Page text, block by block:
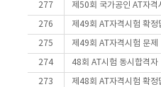
277 제50회 국가공인 AT자격
276 제49회 AT자격시험 확정
275 제49회 AT자격시험 문
274 48회 AT시험 동시합격
273 제48회 AT자격시험 확정